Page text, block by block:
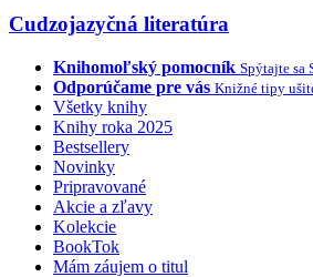
Cudzojazyčná literatúra
Knihomoľský pomocník Spýtajte sa
Odporúčame pre vás Knižné tipy
Všetky knihy
Knihy roka 2025
Bestsellery
Novinky
Pripravované
Akcie a zľavy
Kolekcie
BookTok
Mám záujem o titul